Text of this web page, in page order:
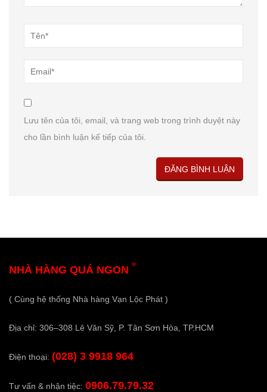
Lưu tên của tôi, email, và trang web trong trình duyệt này
cho lần bình luận kế tiếp của tôi.
NHÀ HÀNG QUÁ NGON ®
( Cùng hệ thống Nhà hàng Vạn Lộc Phát )
Địa chỉ: 306–308 Lê Văn Sỹ, P. Tân Sơn Hòa, TP.HCM
Điện thoại: (028) 3 9918 964
Tư vấn & nhận tiệc: 0906.79.79.32